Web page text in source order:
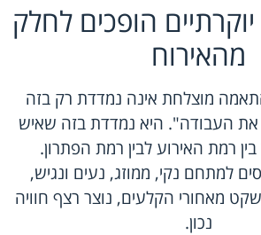
הופכים לחלק
מהאירוח
מוצלחת אינה נמדדת רק בזה
העבודה". היא נמדדת בזה שאיש
רמת האירוע לבין רמת הפתרון.
למתחם נקי, ממוזג, נעים ונגיש,
מאחורי הקלעים, נוצר רצף חוויה
נכון.